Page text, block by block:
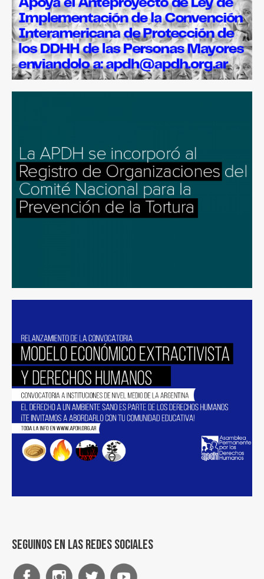
Seguinos en las redes sociales